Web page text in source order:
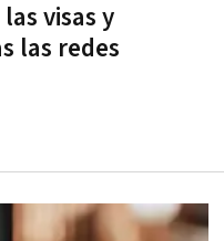
visas y
las redes